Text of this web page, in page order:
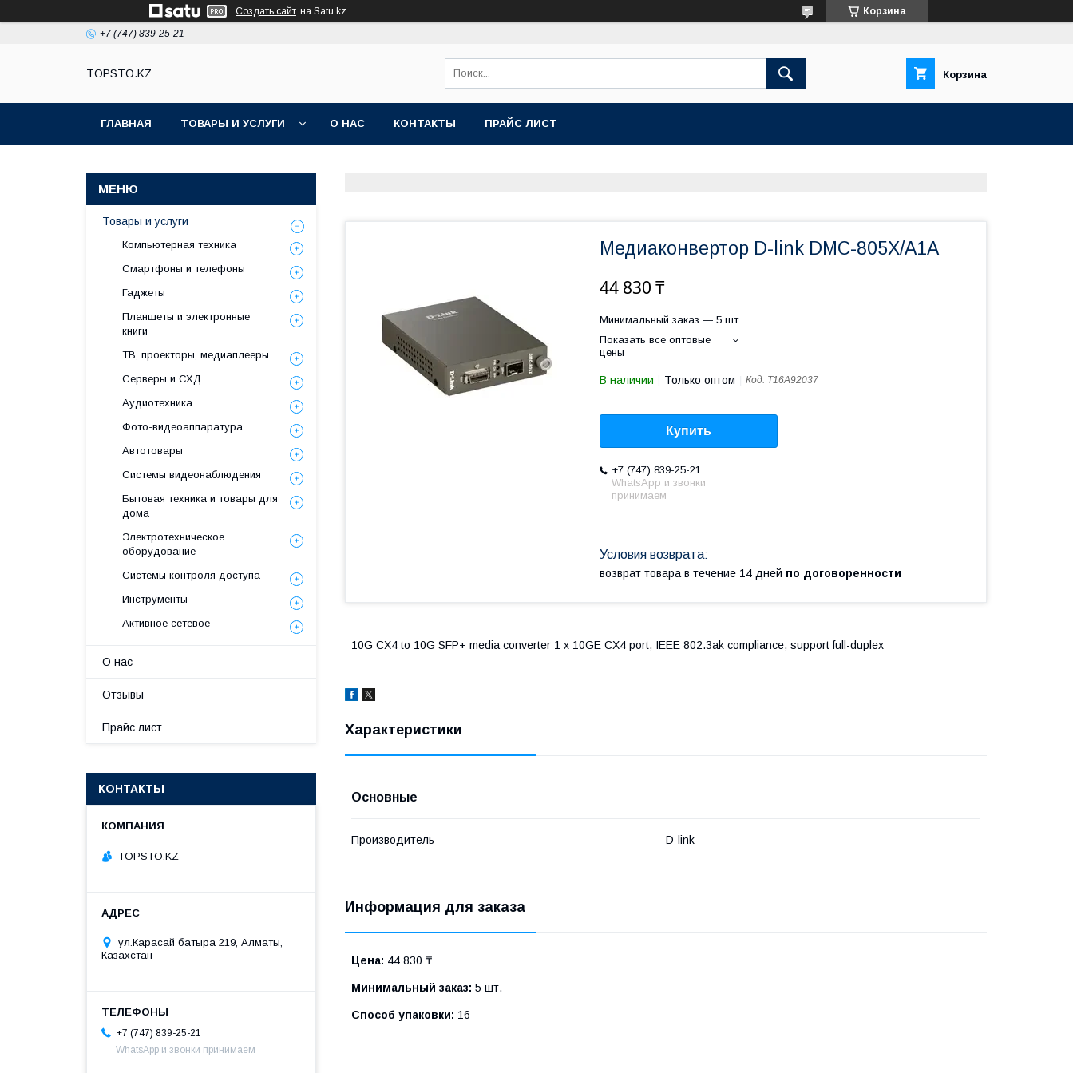
Создать сайт на Satu.kz Корзина
+7 (747) 839-25-21
TOPSTO.KZ Корзина
ГЛАВНАЯ ТОВАРЫ И УСЛУГИ О НАС КОНТАКТЫ ПРАЙС ЛИСТ
Медиаконвертор D-link DMC-805X/A1A
44 830 ₸
Минимальный заказ — 5 шт.
Показать все оптовые
цены
В наличии Только оптом Код: T16A92037
Купить
+7 (747) 839-25-21
WhatsApp и звонки
принимаем
возврат товара в течение 14 дней по договоренности
10G CX4 to 10G SFP+ media converter 1 x 10GE CX4 port, IEEE 802.3ak compliance, support full-duplex
Характеристики
Основные
Производитель D-link
Информация для заказа
Цена: 44 830 ₸
Минимальный заказ: 5 шт.
Способ упаковки: 16
Товары и услуги
Компьютерная техника
Смартфоны и телефоны
Гаджеты
Планшеты и электронные
книги
ТВ, проекторы, медиаплееры
Серверы и СХД
Аудиотехника
Фото-видеоаппаратура
Автотовары
Системы видеонаблюдения
Бытовая техника и товары для
дома
Электротехническое
оборудование
Системы контроля доступа
Инструменты
Активное сетевое
О нас
Отзывы
Прайс лист
КОНТАКТЫ
TOPSTO.KZ
ул.Карасай батыра 219, Алматы,
Казахстан
+7 (747) 839-25-21
WhatsApp и звонки принимаем